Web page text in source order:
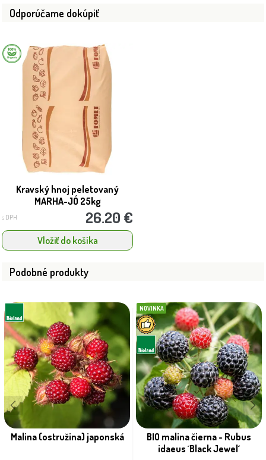
Odporúčame dokúpiť
Kravský hnoj peletovaný
MARHA-JÓ 25kg
s DPH 26.20 €
Vložiť do košíka
Podobné produkty
Malina (ostružina) japonská
NOVINKA
BIO malina čierna - Rubus
idaeus ´Black Jewel´